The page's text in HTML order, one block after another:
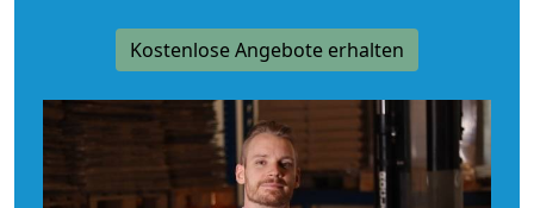
Kostenlose Angebote erhalten